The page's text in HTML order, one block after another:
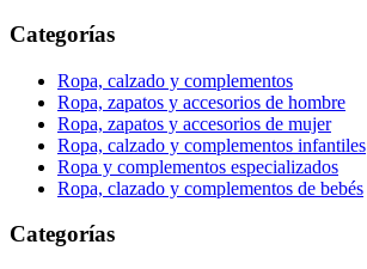
Categorías
Ropa, calzado y complementos
Ropa, zapatos y accesorios de hombre
Ropa, zapatos y accesorios de mujer
Ropa, calzado y complementos infantiles
Ropa y complementos especializados
Ropa, clazado y complementos de bebés
Categorías